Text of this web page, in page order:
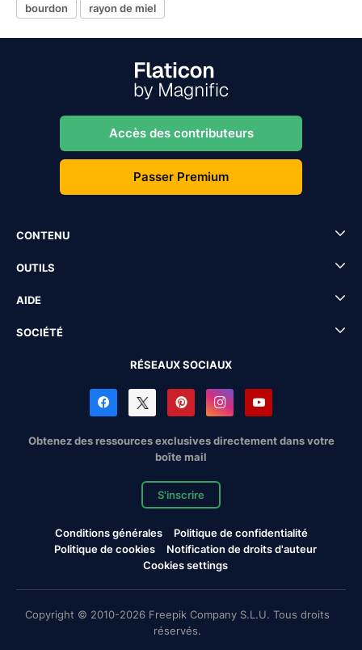
bourdon
rayon de miel
Accès des contributeurs
Passer Premium
CONTENU
OUTILS
AIDE
SOCIÉTÉ
RÉSEAUX SOCIAUX
Obtenez des ressources exclusives directement dans votre
boîte mail
S'inscrire
Conditions générales
Politique de confidentialité
Politique de cookies
Notification de droits d'auteur
Cookies settings
Copyright © 2010-2026 Freepik Company S.L.U. Tous droits
réservés.